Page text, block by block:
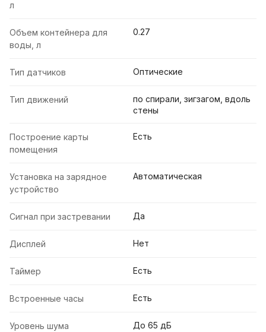
л
Объем контейнера для
воды, л
0.27
Тип датчиков Оптические
Тип движений
по спирали, зигзагом, вдоль
стены
Построение карты
помещения
Есть
Установка на зарядное
устройство
Автоматическая
Сигнал при застревании Да
Дисплей Нет
Таймер Есть
Встроенные часы Есть
Уровень шума До 65 дБ